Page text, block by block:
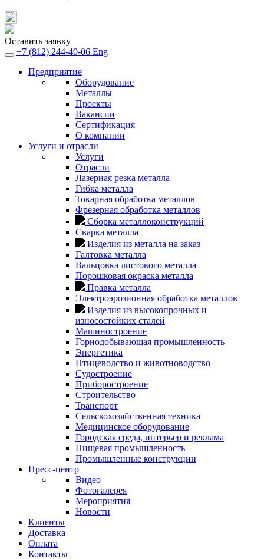
Оставить заявку
+7 (812) 244-40-06 Eng
Предприятие
Оборудование
Металлы
Проекты
Вакансии
Сертификация
О компании
Услуги и отрасли
Услуги
Отрасли
Лазерная резка металла
Гибка металла
Токарная обработка металлов
Фрезерная обработка металлов
Сборка металлоконструкций
Сварка металла
Изделия из металла на заказ
Галтовка металла
Вальцовка листового металла
Порошковая окраска металла
Правка металла
Электроэрозионная обработка металлов
Изделия из высокопрочных и
износостойких сталей
Машиностроение
Горнодобывающая промышленность
Энергетика
Птицеводство и животноводство
Судостроение
Приборостроение
Строительство
Транспорт
Сельскохозяйственная техника
Медицинское оборудование
Городская среда, интерьер и реклама
Пищевая промышленность
Промышленные конструкции
Пресс-центр
Видео
Фотогалерея
Мероприятия
Новости
Клиенты
Доставка
Оплата
Контакты